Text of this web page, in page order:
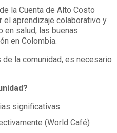
la Cuenta de Alto Costo
el aprendizaje colaborativo y
salud, las buenas
en Colombia.
la comunidad, es necesario
significativas
(World Café)